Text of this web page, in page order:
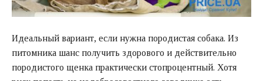
Идеальный вариант, если нужна породистая собака. Из
питомника шанс получить здорового и действительно
породистого щенка практически стопроцентный. Хотя